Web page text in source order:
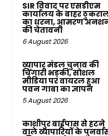
SIR विवाद पर एसडीएम
कार्यालय के बाहर
का धरना, आमरण
की चेतावनी
6 August 2026
व्यापार मंडल चुनाव की
चिंगारी भड़की, सोशल
मीडिया पर वायरल हुआ
पवन गाबा का ज्ञापन
5 August 2026
काशीपुर बाईपास से हटने
वाले व्यापारियों के